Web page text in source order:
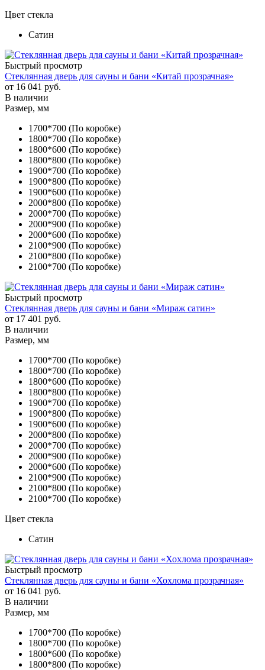
Цвет стекла
Сатин
Быстрый просмотр
Стеклянная дверь для сауны и бани «Китай прозрачная»
от 16 041 руб.
В наличии
Размер, мм
1700*700 (По коробке)
1800*700 (По коробке)
1800*600 (По коробке)
1800*800 (По коробке)
1900*700 (По коробке)
1900*800 (По коробке)
1900*600 (По коробке)
2000*800 (По коробке)
2000*700 (По коробке)
2000*900 (По коробке)
2000*600 (По коробке)
2100*900 (По коробке)
2100*800 (По коробке)
2100*700 (По коробке)
Быстрый просмотр
Стеклянная дверь для сауны и бани «Мираж сатин»
от 17 401 руб.
В наличии
Размер, мм
1700*700 (По коробке)
1800*700 (По коробке)
1800*600 (По коробке)
1800*800 (По коробке)
1900*700 (По коробке)
1900*800 (По коробке)
1900*600 (По коробке)
2000*800 (По коробке)
2000*700 (По коробке)
2000*900 (По коробке)
2000*600 (По коробке)
2100*900 (По коробке)
2100*800 (По коробке)
2100*700 (По коробке)
Цвет стекла
Сатин
Быстрый просмотр
Стеклянная дверь для сауны и бани «Хохлома прозрачная»
от 16 041 руб.
В наличии
Размер, мм
1700*700 (По коробке)
1800*700 (По коробке)
1800*600 (По коробке)
1800*800 (По коробке)